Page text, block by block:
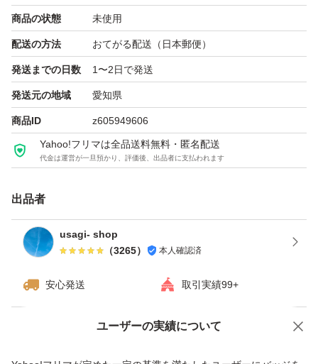
100枚ー820円
(出品値段は間違えたことがあるので、いつもの値段と間
違えたりすることを気づいたらコメントに知らせてくださ
い。販売値段を間違えると違う商品を届く可能性がありま
す。その場合はキャンセルや返品ができないので、ご了承
下さい。)
＜特徴・性能＞
・ワンタッチテープ付で簡単梱包！
粘着力が強く、配送中に外れる心配なし♪
・薄手・軽量ですが、破れにくく丈夫！
・内側は黒のフィルムなので中が透けて見えることなくプ
商品の状態 未使用
配送の方法 おてがる配送（日本郵便）
発送までの日数 1〜2日で発送
発送元の地域 愛知県
商品ID z605949606
Yahoo!フリマは全品送料無料・匿名配送
代金は運営が一旦預かり、評価後、出品者に支払われます
出品者
usagi- shop
（3265） 本人確認済
安心発送 取引実績99+
ユーザーの実績について
価格の相談 商品への質問